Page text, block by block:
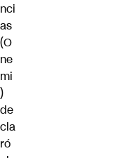
nci
as
(O
ne
mi
)
de
cla
ró